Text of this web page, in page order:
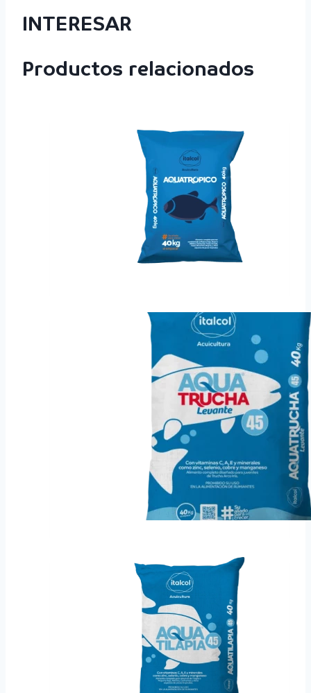
INTERESAR
Productos relacionados